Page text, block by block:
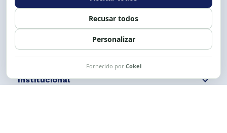
Siga nossas redes Fale conosco
Institucional